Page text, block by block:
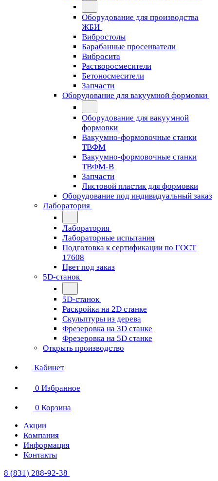
Оборудование для производства
ЖБИ
Вибростолы
Барабанные просеиватели
Вибросита
Растворосмесители
Бетоносмесители
Запчасти
Оборудование для вакуумной формовки
Оборудование для вакуумной
формовки
Вакуумно-формовочные станки
ТВФМ
Вакуумно-формовочные станки
ТВФМ-В
Запчасти
Листовой пластик для формовки
Оборудование под индивидуальный заказ
Лаборатория
Лаборатория
Лабораторные испытания
Подготовка к сертификации по ГОСТ
17608
Цвет под заказ
5D-станок
5D-станок
Раскройка на 2D станке
Скульптуры из дерева
Фрезеровка на 3D станке
Фрезеровка на 5D станке
Открыть производство
Кабинет
0 Избранное
0 Корзина
Акции
Компания
Информация
Контакты
8 (831) 288-92-38